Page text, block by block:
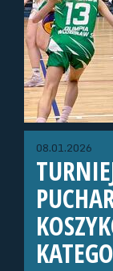
08.01.2026